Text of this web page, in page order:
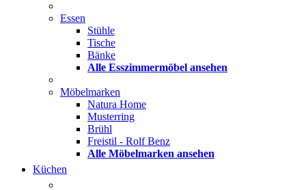
Essen
Stühle
Tische
Bänke
Alle Esszimmermöbel ansehen
Möbelmarken
Natura Home
Musterring
Brühl
Freistil - Rolf Benz
Alle Möbelmarken ansehen
Küchen